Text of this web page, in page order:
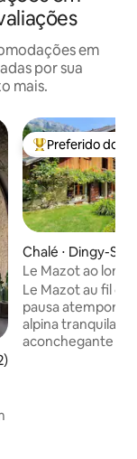
em
por sua
mais.
avaliação média de
Entre os
Preferido dos
Chalé ⋅ Dingy-
Le Mazot ao
Le Mazot au fil
pausa atemporal.
alpina tranquila,
aconchegante